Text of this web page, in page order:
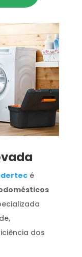
é
dos